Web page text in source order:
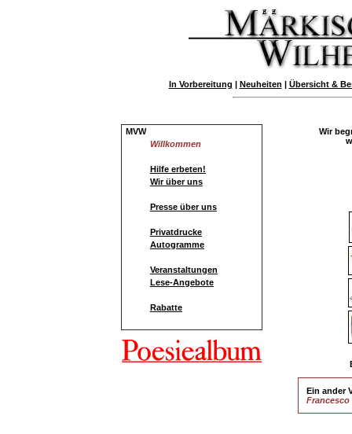
In Vorbereitung | Neuheiten | Übersicht &
MVW
Willkommen
Hilfe erbeten!
Wir über uns
Presse über uns
Privatdrucke
Autogramme
Veranstaltungen
Lese-Angebote
Rabatte
Wir
Ein ander
Francesco